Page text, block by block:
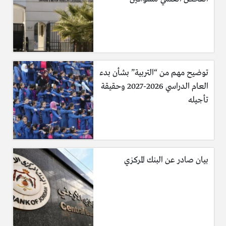
منقول للاستفاده
توضيح مهم من “التربية” بشأن بدء
العام الدراسي 2026-2027 وحقيقة
تأجيله
بيان صادر عن البنك المركزي